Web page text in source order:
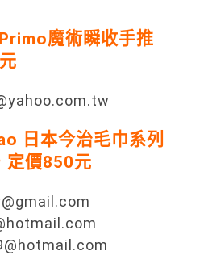
魔術瞬收手推
日本今治毛巾系列
定價850元